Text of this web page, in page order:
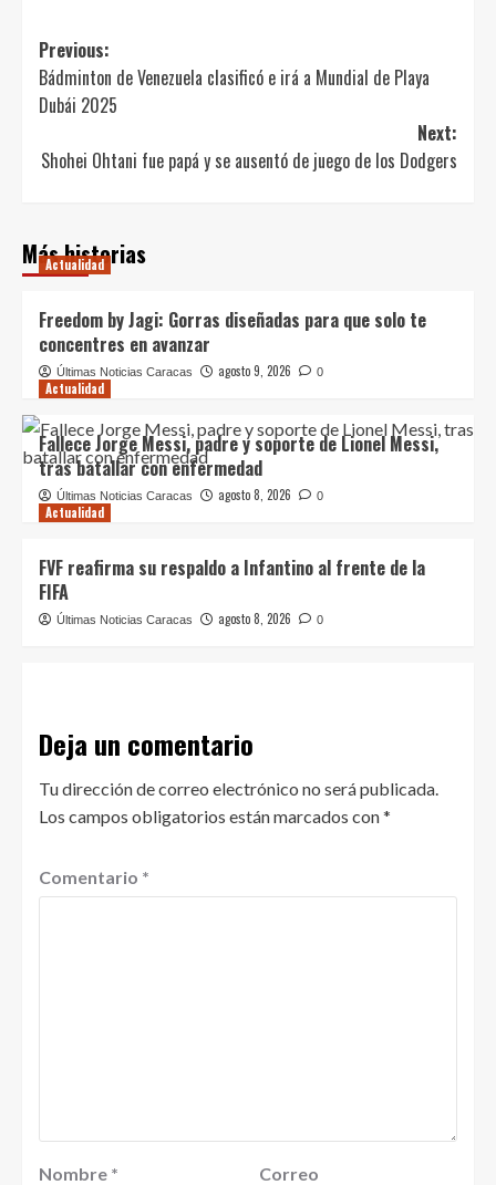
Post
navigation
Previous:
Bádminton de Venezuela clasificó e irá a Mundial de Playa
Dubái 2025
Next:
Shohei Ohtani fue papá y se ausentó de juego de los Dodgers
Más historias
Actualidad
Freedom by Jagi: Gorras diseñadas para que solo te
concentres en avanzar
Últimas Noticias Caracas agosto 9, 2026 0
Actualidad
Fallece Jorge Messi, padre y soporte de Lionel Messi,
tras batallar con enfermedad
Últimas Noticias Caracas agosto 8, 2026 0
Actualidad
FVF reafirma su respaldo a Infantino al frente de la
FIFA
Últimas Noticias Caracas agosto 8, 2026 0
Deja un comentario
Tu dirección de correo electrónico no será publicada.
Los campos obligatorios están marcados con*
Comentario *
Nombre *
Correo